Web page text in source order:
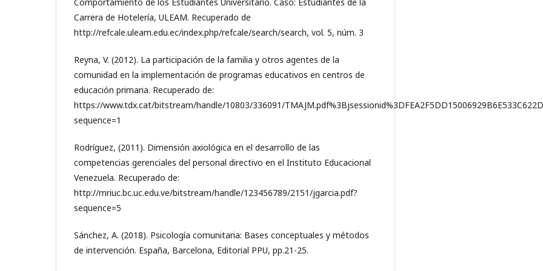
Carrera de Hotelería, ULEAM. Recuperado de
http://refcale.uleam.edu.ec/index.php/refcale/search/search, vol. 5, núm. 3
Reyna, V. (2012). La participación de la familia y otros agentes de la
comunidad en la implementación de programas educativos en centros de
educación primaria. Recuperado de:
https://www.tdx.cat/bitstream/handle/10803/336091/
sequence=1
Rodríguez, (2011). Dimensión axiológica en el desarrollo de las
competencias gerenciales del personal directivo en el Instituto Educacional
Venezuela. Recuperado de:
http://mriuc.bc.uc.edu.ve/bitstream/handle/123456789/2151/jgarcia.pdf?
sequence=5
Sánchez, A. (2018). Psicología comunitaria: Bases conceptuales y métodos
de intervención. España, Barcelona, Editorial PPU, pp.21-25.